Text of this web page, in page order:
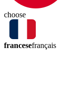
choose
francesefrançais